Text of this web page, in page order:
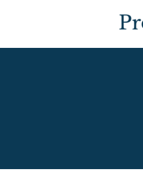
contenido